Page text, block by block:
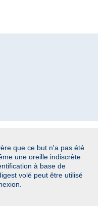
que ce but n'a pas été
une oreille indiscrète
à base de
volé peut être utilisé